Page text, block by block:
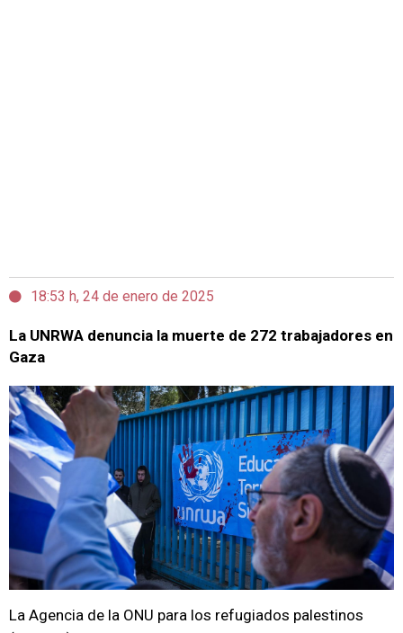
18:53 h, 24 de enero de 2025
La UNRWA denuncia la muerte de 272 trabajadores en
Gaza
La Agencia de la ONU para los refugiados palestinos